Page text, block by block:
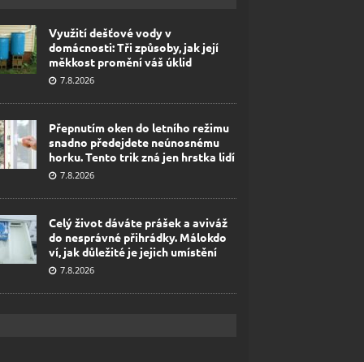
Využití dešťové vody v
domácnosti: Tři způsoby, jak její
měkkost promění váš úklid
7.8.2026
Přepnutím oken do letního režimu
snadno předejdete neúnosnému
horku. Tento trik zná jen hrstka lidí
7.8.2026
Celý život dáváte prášek a aviváž
do nesprávné přihrádky. Málokdo
ví, jak důležité je jejich umístění
7.8.2026